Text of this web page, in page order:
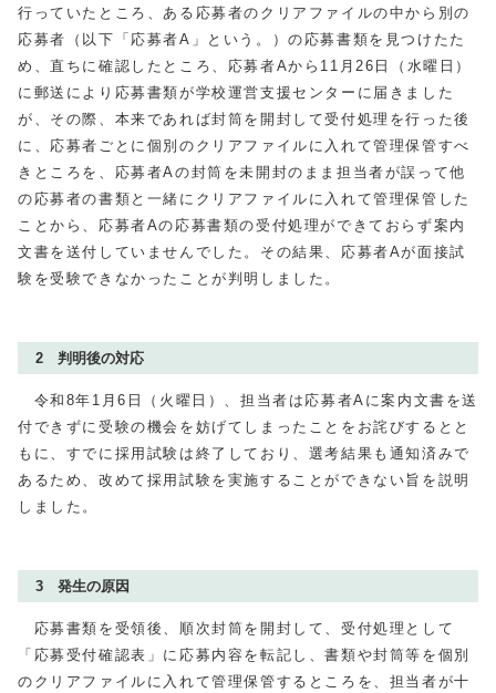
行っていたところ、ある応募者のクリアファイルの中から別の
応募者（以下「応募者A」という。）の応募書類を見つけたた
め、直ちに確認したところ、応募者Aから 11 月26 日（水曜日）
に郵送により応募書類が学校運営支援センターに届きました
が、その際、本来であれば封筒を開封して受付処理を行った後
に、応募者ごとに個別のクリアファイルに入れて管理保管すべ
きところを、応募者Aの封筒を未開封のまま担当者が誤って他
の応募者の書類と一緒にクリアファイルに入れて管理保管した
ことから、応募者Aの応募書類の受付処理ができておらず案内
文書を送付していませんでした。その結果、応募者Aが面接試
験を受験できなかったことが判明しました。
2 判明後の対応
令和8年1月6日（火曜日）、担当者は応募者Aに案内文書を送
付できずに受験の機会を妨げてしまったことをお詫びするとと
もに、すでに採用試験は終了しており、選考結果も通知済みで
あるため、改めて採用試験を実施することができない旨を説明
しました。
3 発生の原因
応募書類を受領後、順次封筒を開封して、受付処理として
「応募受付確認表」に応募内容を転記し、書類や封筒等を個別
のクリアファイルに入れて管理保管するところを、担当者が十